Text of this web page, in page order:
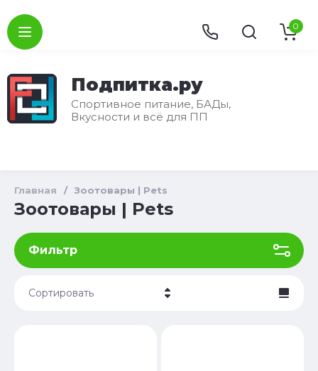
Подпитка.ру
Спортивное питание, БАДы,
Вкусности и всё для ПП
0
Главная / Зоотовары | Pets
Зоотовары | Pets
Фильтр
Сортировать